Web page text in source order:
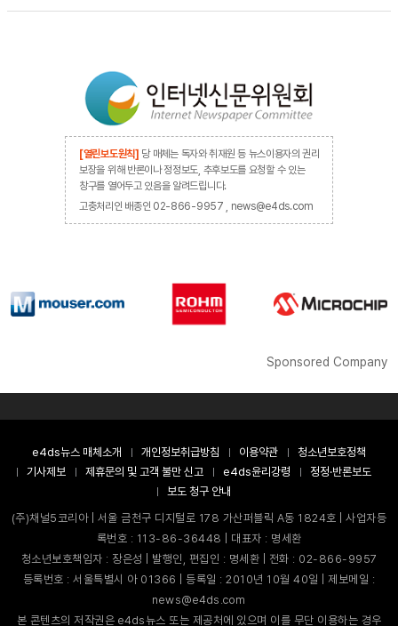
[열린보도원칙] 당 매체는 독자와 취재원 등 뉴스이용자의 권리
보장을 위해 반론이나 정정보도, 추후보도를 요청할 수 있는
창구를 열어두고 있음을 알려드립니다.
고충처리인 배종인 02-866-9957 , news@e4ds.com
Sponsored Company
e4ds뉴스 매체소개 개인정보취급방침 이용약관
청소년보호정책
기사제보
제휴문의 및 고객 불만 신고 e4ds윤리강령
정정·반론보도
보도 청구 안내
(주)채널5코리아 | 서울 금천구 디지털로 178 가산퍼블릭 A동 1824호 | 사업자등
록번호 : 113-86-36448 | 대표자 : 명세환
청소년보호책임자 : 장은성 | 발행인, 편집인 : 명세환 | 전화 : 02-866-9957
등록번호 : 서울특별시 아 01366 | 등록일 : 2010년 10월 40일 | 제보메일 :
news@e4ds.com
본 콘텐츠의 저작권은 e4ds뉴스 또는 제공처에 있으며 이를 무단 이용하는 경우